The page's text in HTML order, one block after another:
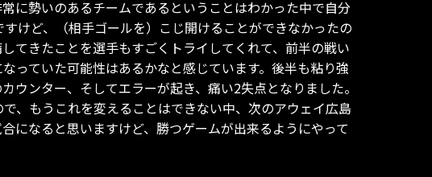
に勢いのあるチームであるということはわかった中で自分
けど、（相手ゴールを）こじ開けることができなかったの
てきたことを選手もすごくトライしてくれて、前半の戦い
っていた可能性はあるかなと感じています。後半も粘り強
ウンター、そしてエラーが起き、痛い2失点となりました。
、もうこれを変えることはできない中、次のアウェイ広島
になると思いますけど、勝つゲームが出来るようにやって